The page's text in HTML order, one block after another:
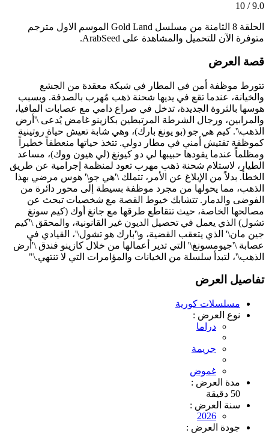
9.0 / 10
الحلقة 8 الثامنة من مسلسل Gold Land الموسم الاول مترجم
متوفرة الآن للتحميل والمشاهدة على ArabSeed.
قصة العرض
تتورط موظفة أمن في المطار في شبكة معقدة من الجشع
والخيانة، عندما تقع في يديها شحنة ذهب مُهرب بالصدفة. وبسبب
هوسها بالثروة الجديدة، تدخل في صراع دامي مع عصابات المافيا،
والمرابين، ورجال الشرطة المرتبطين بكازينو غامض يُدعى \'أرض
الذهب\'. كيم هي جو (بو يونغ بارك)، وهي شابة تعيش حياة روتينية
كموظفة تفتيش أمني في مطار دولي. تتخذ حياتها منعطفاً خطيراً
ومظلماً عندما يقودها حبيبها لي دو كيونغ (لي هيون ووك)، مساعد
الطيار، لاستلام شحنة ذهب مهرب تعود لمنظمة إجرامية عن طريق
الخطأ. بدلاً من الإبلاغ عن الأمر، تتملك \'هي جو\' هوس مرضي بهذا
الذهب، مما يحولها من مجرد موظفة بسيطة إلى محور دائرة من
الفوضى والدمار. تتشابك خيوط القصة مع شخصيات تبحث عن
مصالحها الخاصة، حيث تتقاطع طرقها مع جانغ أوك (كيم سونغ
تشول) الذي يعمل في تحصيل الديون غير القانونية، والمحقق \'كيم
جين مان\' الذي يتعقب القضية، و\'بارك هو تشول\'، القيادي في
عصابة \'جيومسونغ\' التي تدير أعمالها من خلال كازينو فندق \'أرض
الذهب\'، لتبدأ سلسلة من الخيانات والمؤامرات التي لا تنتهي.\"
تفاصيل العرض
مسلسلات كورية
نوع العرض :
دراما
جريمة
غموض
مدة العرض :
50 دقيقة
سنة العرض :
2026
جودة العرض :